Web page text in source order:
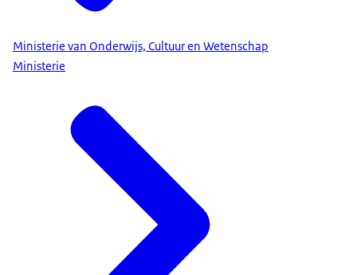
Ministerie van Onderwijs, Cultuur en Wetenschap
Ministerie